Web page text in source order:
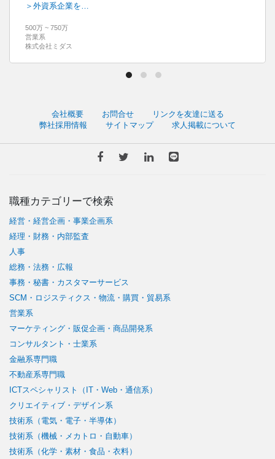
＞外資系企業を…
500万 ~ 750万
営業系
株式会社ミダス
会社概要 お問合せ
リンクを友達に送る
弊社採用情報
サイトマップ 求人掲載について
職種カテゴリーで検索
経営・経営企画・事業企画系
経理・財務・内部監査
人事
総務・法務・広報
事務・秘書・カスタマーサービス
SCM・ロジスティクス・物流・購買・貿易系
営業系
マーケティング・販促企画・商品開発系
コンサルタント・士業系
金融系専門職
不動産系専門職
ICTスペシャリスト（IT・Web・通信系）
クリエイティブ・デザイン系
技術系（電気・電子・半導体）
技術系（機械・メカトロ・自動車）
技術系（化学・素材・食品・衣料）